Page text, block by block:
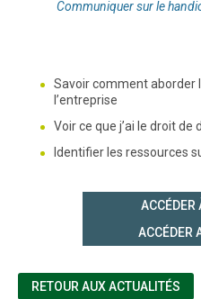
Communiquer sur le
Savoir comment aborder
l’entreprise
Voir ce que j’ai le droit
Identifier les ressources
ACCÉDER
ACCÉDER
RETOUR AUX ACTUALITÉS